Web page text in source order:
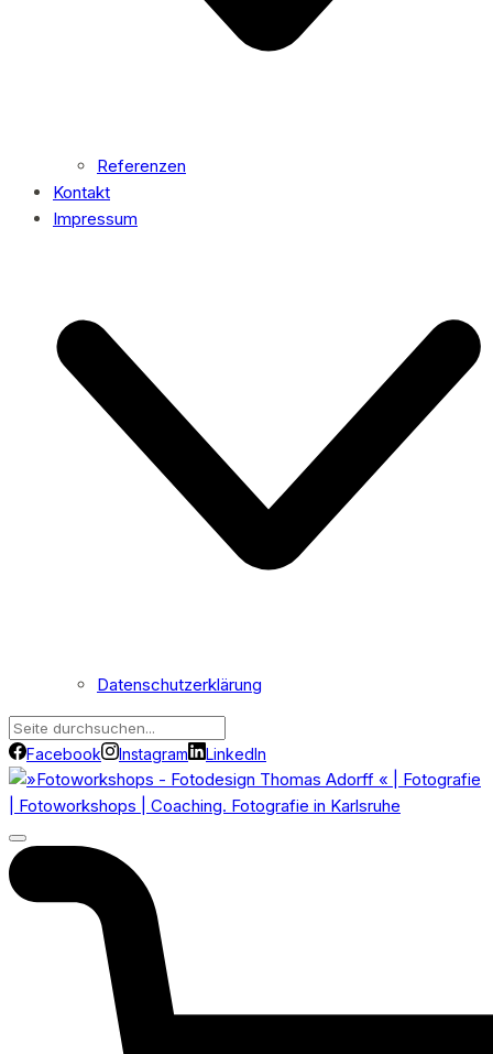
Referenzen
Kontakt
Impressum
Datenschutzerklärung
Facebook Instagram LinkedIn